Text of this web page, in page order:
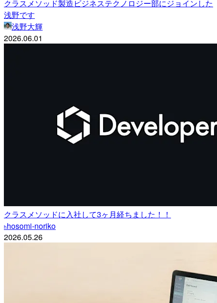
クラスメソッド製造ビジネステクノロジー部にジョインした
浅野です
浅野大輝
2026.06.01
クラスメソッドに入社して3ヶ月経ちました！！
hhosomi-noriko
2026.05.26